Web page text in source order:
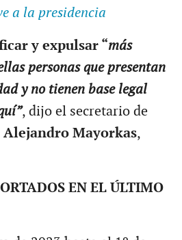
a la presidencia
y expulsar “más
personas que presentan
y no tienen base legal
, dijo el secretario de
Alejandro Mayorkas,
EN EL ÚLTIMO